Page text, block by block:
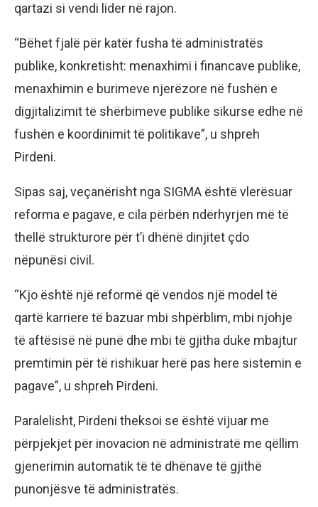
qartazi si vendi lider në rajon.
“Bëhet fjalë për katër fusha të administratës
publike, konkretisht: menaxhimi i financave publike,
menaxhimin e burimeve njerëzore në fushën e
digjitalizimit të shërbimeve publike sikurse edhe në
fushën e koordinimit të politikave”, u shpreh
Pirdeni.
Sipas saj, veçanërisht nga SIGMA është vlerësuar
reforma e pagave, e cila përbën ndërhyrjen më të
thellë strukturore për t’i dhënë dinjitet çdo
nëpunësi civil.
“Kjo është një reformë që vendos një model të
qartë karriere të bazuar mbi shpërblim, mbi njohje
të aftësisë në punë dhe mbi të gjitha duke mbajtur
premtimin për të rishikuar herë pas here sistemin e
pagave”, u shpreh Pirdeni.
Paralelisht, Pirdeni theksoi se është vijuar me
përpjekjet për inovacion në administratë me qëllim
gjenerimin automatik të të dhënave të gjithë
punonjësve të administratës.